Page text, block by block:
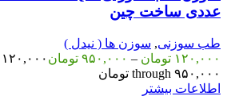
عددی ساخت چین
طب سوزنی, سوزن ها ( نیدل )
۱۲۰,۰۰۰ تومان – ۹۵۰,۰۰۰ تومان
through ۹۵۰,۰۰۰ تومان
اطلاعات بیشتر